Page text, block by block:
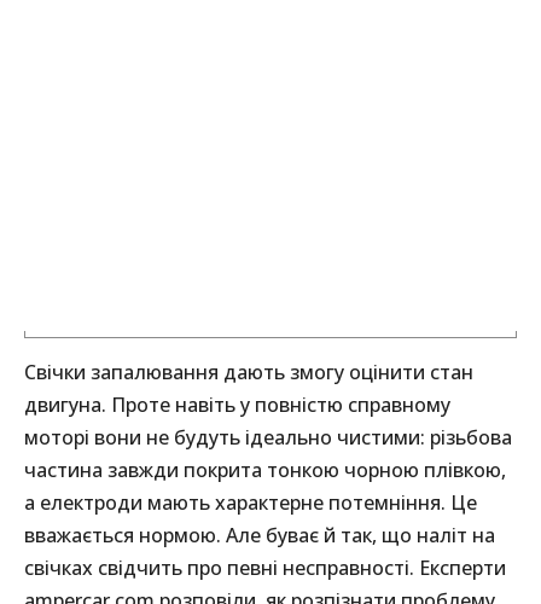
Свічки запалювання дають змогу оцінити стан
двигуна. Проте навіть у повністю справному
моторі вони не будуть ідеально чистими: різьбова
частина завжди покрита тонкою чорною плівкою,
а електроди мають характерне потемніння. Це
вважається нормою. Але буває й так, що наліт на
свічках свідчить про певні несправності. Експерти